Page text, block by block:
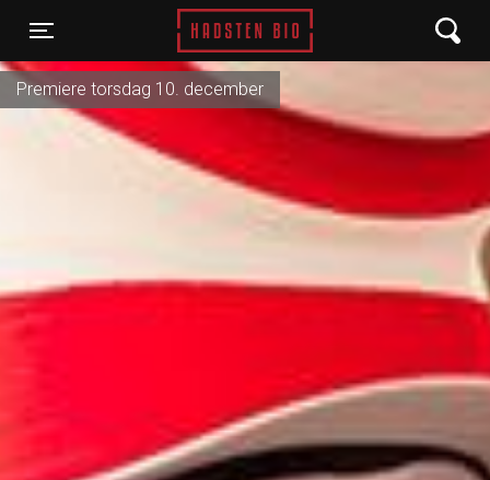
Toggle navigation
Hadsten Bio
Premiere torsdag 10. december